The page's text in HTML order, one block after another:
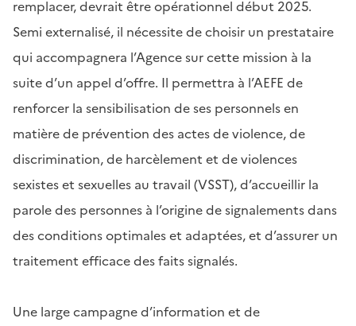
remplacer, devrait être opérationnel début 2025.
Semi externalisé, il nécessite de choisir un prestataire
qui accompagnera l’Agence sur cette mission à la
suite d’un appel d’offre. Il permettra à l’AEFE de
renforcer la sensibilisation de ses personnels en
matière de prévention des actes de violence, de
discrimination, de harcèlement et de violences
sexistes et sexuelles au travail (VSST), d’accueillir la
parole des personnes à l’origine de signalements dans
des conditions optimales et adaptées, et d’assurer un
traitement efficace des faits signalés.
Une large campagne d’information et de